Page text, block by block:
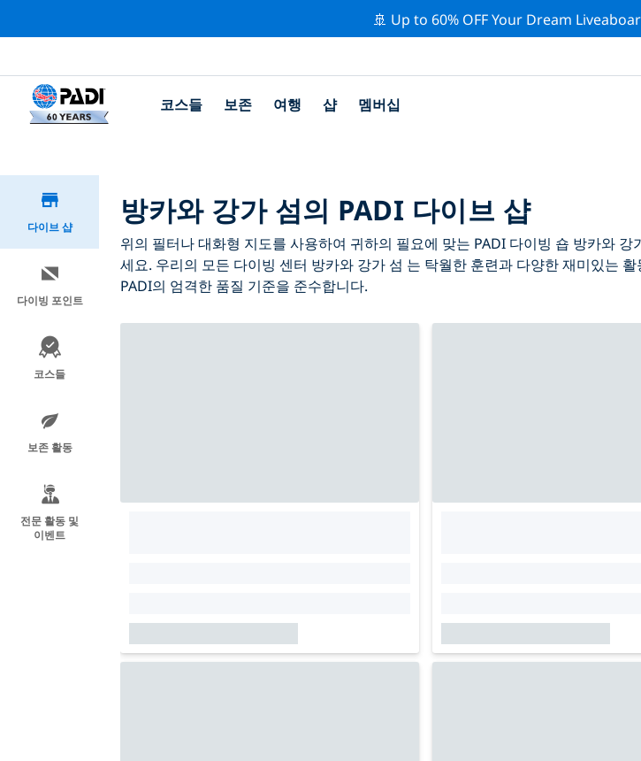
🚢 Up to 60% OFF Your Dream
코스들 보존 여행 샵 멤버십
다이브 샵
다이빙 포인트
코스들
보존 활동
전문 활동 및
이벤트
방카와 강가 섬의 PADI 다이브 샵
위의 필터나 대화형 지도를 사용하여 귀하의 필요에 맞는 PADI 다이빙 숍 방카와 강
세요. 우리의 모든 다이빙 센터 방카와 강가 섬 는 탁월한 훈련과 다양한 재미있는 활
PADI의 엄격한 품질 기준을 준수합니다.